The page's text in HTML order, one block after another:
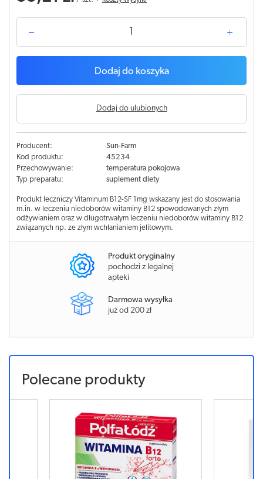
Dodaj do koszyka
Dodaj do ulubionych
Producent:
Sun-Farm
Kod produktu:
45234
Przechowywanie:
temperatura pokojowa
Typ preparatu:
suplement diety
Produkt leczniczy Vitaminum B12-SF 1mg wskazany jest do stosowania
m.in. w leczeniu niedoborów witaminy B12 spowodowanych złym
odżywianiem oraz w długotrwałym leczeniu niedoborów witaminy B12
związanych np. ze złym wchłanianiem jelitowym.
Produkt oryginalny
pochodzi z legalnej
apteki
Darmowa wysyłka
już od 200 zł
Polecane produkty